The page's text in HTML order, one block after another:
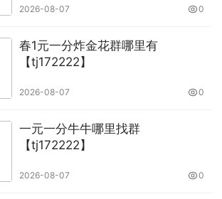
2026-08-07 0
春1元一分炸金花群哪里有
【tj172222】
2026-08-07 0
一元一分牛牛哪里找群
【tj172222】
2026-08-07 0